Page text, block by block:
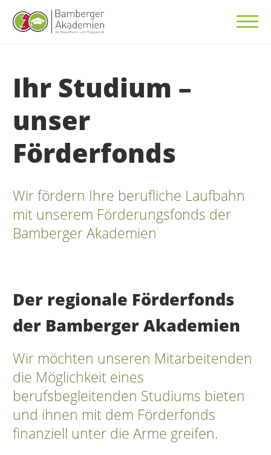
Ihr Studium –
unser
Förderfonds
Wir fördern Ihre berufliche Laufbahn
mit unserem Förderungsfonds der
Bamberger Akademien
Der regionale Förderfonds
der Bamberger Akademien
Wir möchten unseren Mitarbeitenden
die Möglichkeit eines
berufsbegleitenden Studiums bieten
und ihnen mit dem Förderfonds
finanziell unter die Arme greifen.